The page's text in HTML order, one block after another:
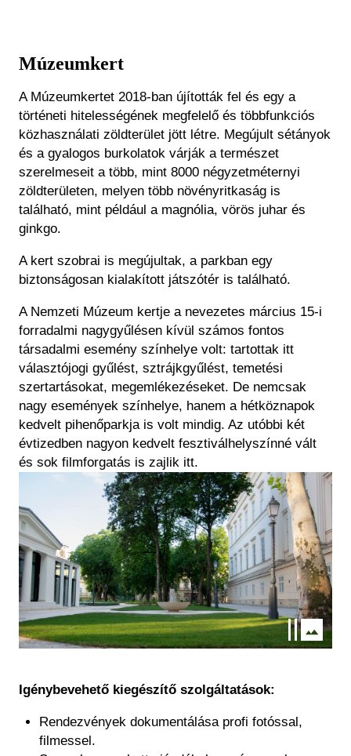
Múzeumkert
A Múzeumkertet 2018-ban újították fel és egy a
történeti hitelességének megfelelő és többfunkciós
közhasználati zöldterület jött létre. Megújult sétányok
és a gyalogos burkolatok várják a természet
szerelmeseit a több, mint 8000 négyzetméternyi
zöldterületen, melyen több növényritkaság is
található, mint például a magnólia, vörös juhar és
ginkgo.
A kert szobrai is megújultak, a parkban egy
biztonságosan kialakított játszótér is található.
A Nemzeti Múzeum kertje a nevezetes március 15-i
forradalmi nagygyűlésen kívül számos fontos
társadalmi esemény színhelye volt: tartottak itt
választójogi gyűlést, sztrájkgyűlést, temetési
szertartásokat, megemlékezéseket. De nemcsak
nagy események színhelye, hanem a hétköznapok
kedvelt pihenőparkja is volt mindig. Az utóbbi két
évtizedben nagyon kedvelt fesztiválhelyszínné vált
és sok filmforgatás is zajlik itt.
Igénybevehető kiegészítő szolgáltatások:
Rendezvények dokumentálása profi fotóssal,
filmessel.